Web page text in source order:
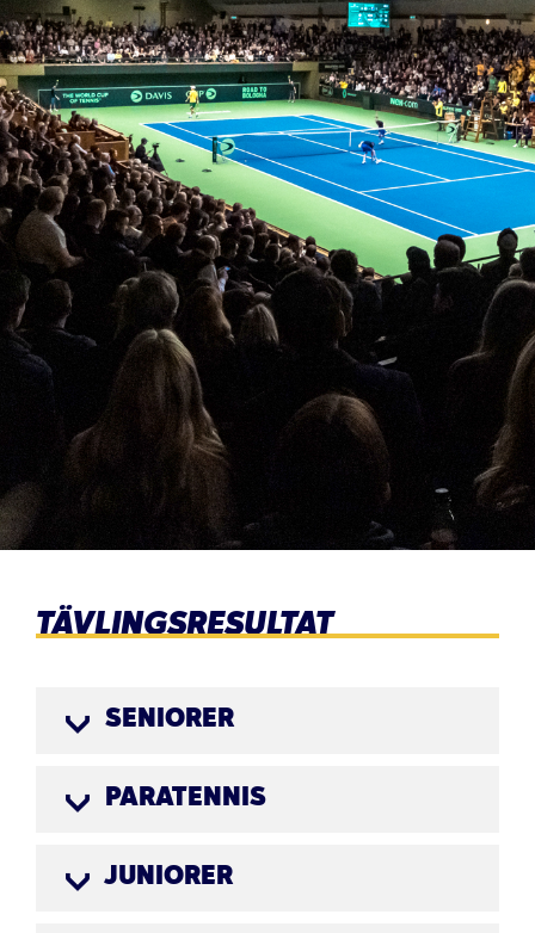
TÄVLINGSRESULTAT
SENIORER
PARATENNIS
JUNIORER